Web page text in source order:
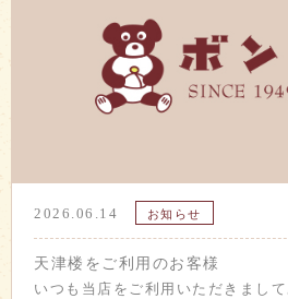
2026.06.14 お知らせ
天津楼をご利用のお客様
いつも当店をご利用いただきまし